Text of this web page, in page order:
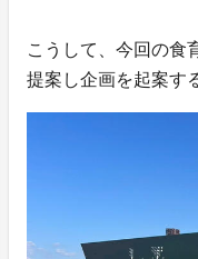
こうして、今回の食
提案し企画を起案す